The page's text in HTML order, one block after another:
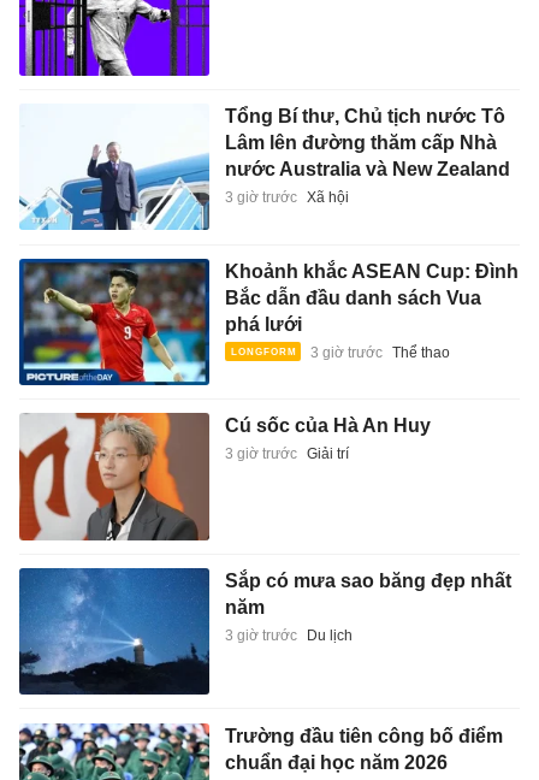
Tổng Bí thư, Chủ tịch nước Tô
Lâm lên đường thăm cấp Nhà
nước Australia và New Zealand
3 giờ trước Xã hội
Khoảnh khắc ASEAN Cup: Đình
Bắc dẫn đầu danh sách Vua
phá lưới
3 giờ trước Thể thao
Cú sốc của Hà An Huy
3 giờ trước Giải trí
Sắp có mưa sao băng đẹp nhất
năm
3 giờ trước Du lịch
Trường đầu tiên công bố điểm
chuẩn đại học năm 2026